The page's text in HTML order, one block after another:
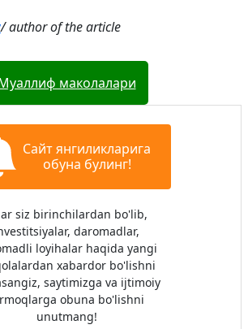
/ author of the article
маколалари
Сайт янгиликларига
обуна булинг!
siz birinchilardan bo'lib,
daromadlar,
loyihalar haqida yangi
xabardor bo'lishni
saytimizga va ijtimoiy
obuna bo'lishni
unutmang!